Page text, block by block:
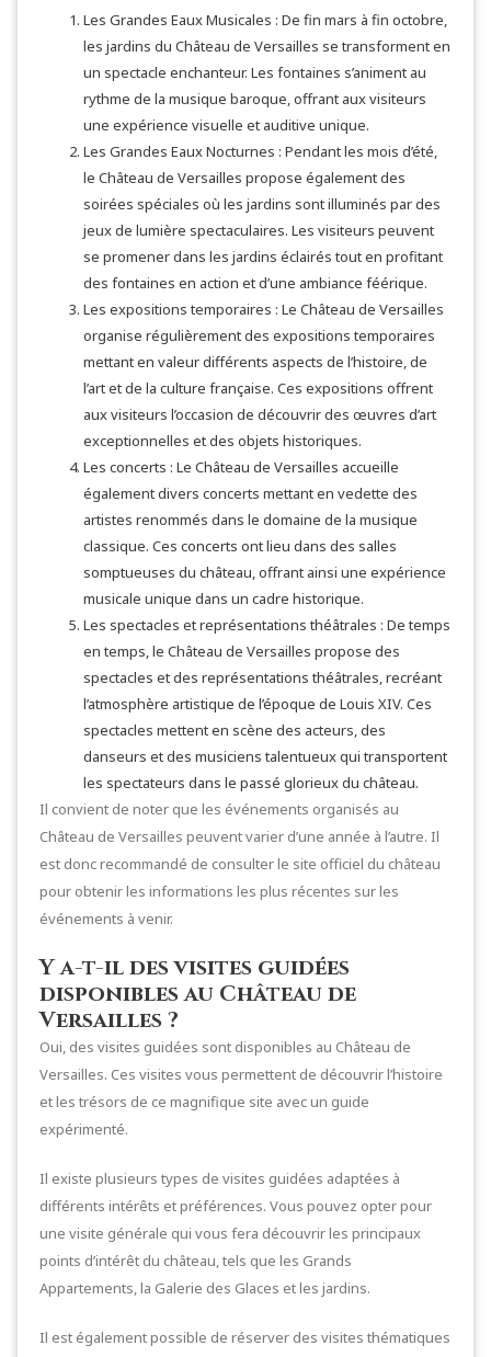
Les Grandes Eaux Musicales : De fin mars à fin octobre,
les jardins du Château de Versailles se transforment en
un spectacle enchanteur. Les fontaines s’animent au
rythme de la musique baroque, offrant aux visiteurs
une expérience visuelle et auditive unique.
Les Grandes Eaux Nocturnes : Pendant les mois d’été,
le Château de Versailles propose également des
soirées spéciales où les jardins sont illuminés par des
jeux de lumière spectaculaires. Les visiteurs peuvent
se promener dans les jardins éclairés tout en profitant
des fontaines en action et d’une ambiance féérique.
Les expositions temporaires : Le Château de Versailles
organise régulièrement des expositions temporaires
mettant en valeur différents aspects de l’histoire, de
l’art et de la culture française. Ces expositions offrent
aux visiteurs l’occasion de découvrir des œuvres d’art
exceptionnelles et des objets historiques.
Les concerts : Le Château de Versailles accueille
également divers concerts mettant en vedette des
artistes renommés dans le domaine de la musique
classique. Ces concerts ont lieu dans des salles
somptueuses du château, offrant ainsi une expérience
musicale unique dans un cadre historique.
Les spectacles et représentations théâtrales : De temps
en temps, le Château de Versailles propose des
spectacles et des représentations théâtrales, recréant
l’atmosphère artistique de l’époque de Louis XIV. Ces
spectacles mettent en scène des acteurs, des
danseurs et des musiciens talentueux qui transportent
les spectateurs dans le passé glorieux du château.
Il convient de noter que les événements organisés au
Château de Versailles peuvent varier d’une année à l’autre. Il
est donc recommandé de consulter le site officiel du château
pour obtenir les informations les plus récentes sur les
événements à venir.
Y a-t-il des visites guidées
disponibles au Château de
Versailles ?
Oui, des visites guidées sont disponibles au Château de
Versailles. Ces visites vous permettent de découvrir l’histoire
et les trésors de ce magnifique site avec un guide
expérimenté.
Il existe plusieurs types de visites guidées adaptées à
différents intérêts et préférences. Vous pouvez opter pour
une visite générale qui vous fera découvrir les principaux
points d’intérêt du château, tels que les Grands
Appartements, la Galerie des Glaces et les jardins.
Il est également possible de réserver des visites thématiques